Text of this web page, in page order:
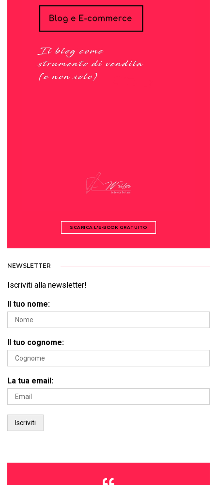
SCARICA L'E-BOOK GRATUITO
NEWSLETTER
Iscriviti alla newsletter!
Il tuo nome:
Il tuo cognome:
La tua email: